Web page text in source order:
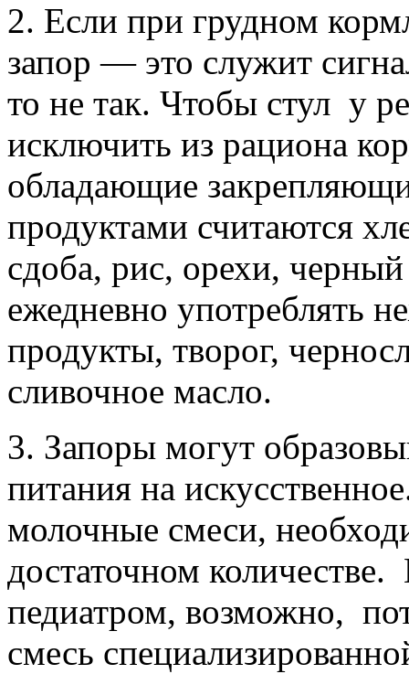
2. Если при грудном
запор — это служит
то не так. Чтобы стул у
исключить из рациона
обладающие
продуктами считаются
сдоба, рис, орехи,
ежедневно употреблять
продукты, творог,
сливочное масло.
3. Запоры могут
питания на
молочные смеси,
достаточном
педиатром, возможно,
смесь